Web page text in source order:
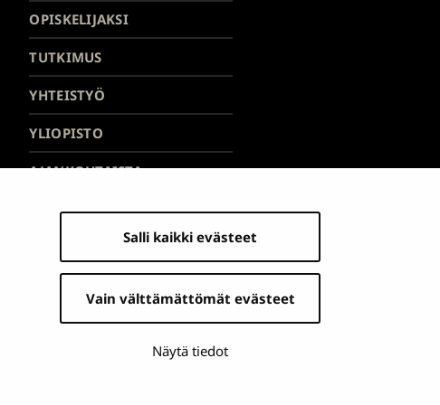
Salli kaikki evästeet
Vain välttämättömät evästeet
Näytä tiedot
alatunnisteessa
OPISKELIJAKSI
TUTKIMUS
YHTEISTYÖ
YLIOPISTO
AJANKOHTAISTA